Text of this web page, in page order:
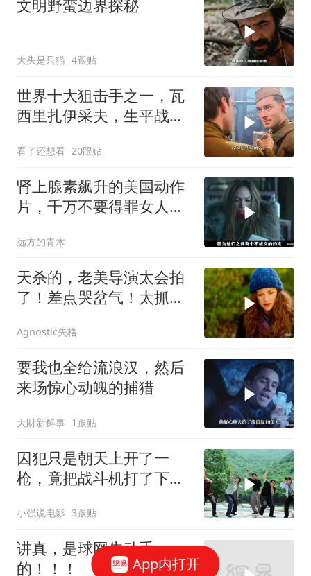
文明野蛮边界探秘
大头是只猫 4跟贴
世界十大狙击手之一，瓦
西里扎伊采夫，生平战绩
看了还想看 20跟贴
肾上腺素飙升的美国动作
片，千万不要得罪女人，
远方的青木
天杀的，老美导演太会拍
了！差点哭岔气！太抓心
Agnostic失格
要我也全给流浪汉，然后
来场惊心动魄的捕猎
大財新鲜事 1跟贴
囚犯只是朝天上开了一
枪，竟把战斗机打了下
小强说电影 3跟贴
讲真，是球网先动手
的！！！
App内打开